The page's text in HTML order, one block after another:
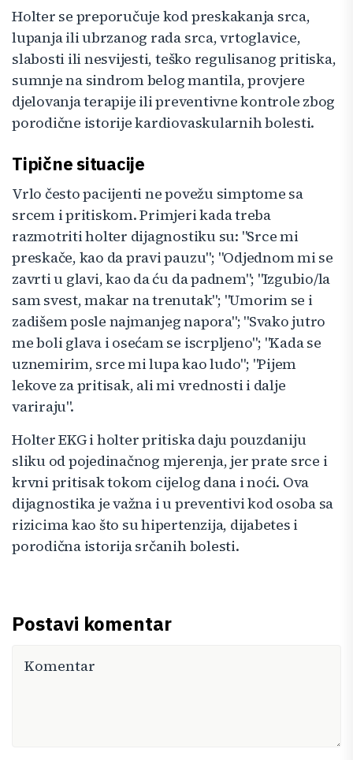
Holter se preporučuje kod preskakanja srca,
lupanja ili ubrzanog rada srca, vrtoglavice,
slabosti ili nesvijesti, teško regulisanog pritiska,
sumnje na sindrom belog mantila, provjere
djelovanja terapije ili preventivne kontrole zbog
porodične istorije kardiovaskularnih bolesti.
Tipične situacije
Vrlo često pacijenti ne povežu simptome sa
srcem i pritiskom. Primjeri kada treba
razmotriti holter dijagnostiku su: "Srce mi
preskače, kao da pravi pauzu"; "Odjednom mi se
zavrti u glavi, kao da ću da padnem"; "Izgubio/la
sam svest, makar na trenutak"; "Umorim se i
zadišem posle najmanjeg napora"; "Svako jutro
me boli glava i osećam se iscrpljeno"; "Kada se
uznemirim, srce mi lupa kao ludo"; "Pijem
lekove za pritisak, ali mi vrednosti i dalje
variraju".
Holter EKG i holter pritiska daju pouzdaniju
sliku od pojedinačnog mjerenja, jer prate srce i
krvni pritisak tokom cijelog dana i noći. Ova
dijagnostika je važna i u preventivi kod osoba sa
rizicima kao što su hipertenzija, dijabetes i
porodična istorija srčanih bolesti.
Postavi komentar